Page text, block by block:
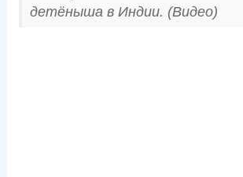
детёныша в Индии. (Видео)